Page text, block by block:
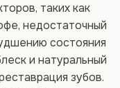
таких как
недостаточный
состояния
и натуральный
зубов.